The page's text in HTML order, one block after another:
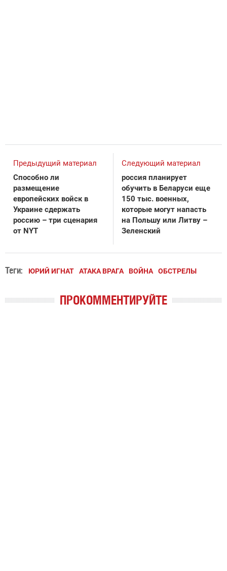
Предыдущий материал
Способно ли
размещение
европейских войск в
Украине сдержать
россию – три сценария
от NYT
Следующий материал
россия планирует
обучить в Беларуси еще
150 тыс. военных,
которые могут напасть
на Польшу или Литву –
Зеленский
Теги: ЮРИЙ ИГНАТ АТАКА ВРАГА ВОЙНА ОБСТРЕЛЫ
ПРОКОММЕНТИРУЙТЕ